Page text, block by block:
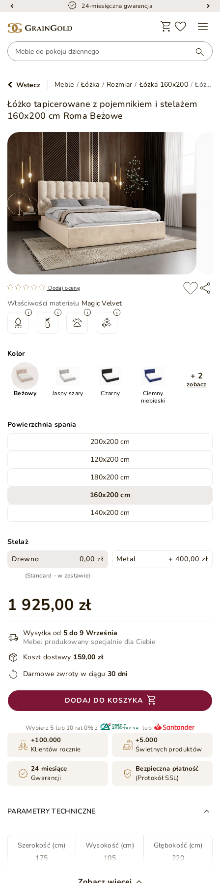
Bezpieczna dostawa
Wstecz Meble Łóżka Rozmiar Łóżka 160x200 Łóżko tapicerowane z pojemnikiem i stelażem 160x200 cm Roma Beżowe
Łóżko tapicerowane z pojemnikiem i stelażem
160x200 cm Roma Beżowe
Dodaj ocenę
Właściwości materiału Magic Velvet
Kolor
Beżowy Jasny szary Czarny
Ciemny
niebieski
+ 2
zobacz
Powierzchnia spania
200x200 cm
120x200 cm
180x200 cm
160x200 cm
140x200 cm
Stelaż
Drewno
0,00 zł
(Standard - w zestawie)
Metal + 400,00 zł
1 925,00 zł
Wysyłka od 5 do 9 Września
Mebel produkowany specjalnie dla Ciebie
Koszt dostawy 159,00 zł
Darmowe zwroty w ciągu 30 dni
DODAJ DO KOSZYKA
Wybierz 5 lub 10 rat 0% z lub
+100.000
Klientów rocznie
+5.000
Świetnych produktów
24 miesiące
Gwarancji
Bezpieczna płatność
(Protokół SSL)
PARAMETRY TECHNICZNE
Szerokość (cm)
175
Wysokość (cm)
105
Głębokość (cm)
220
Beżowy